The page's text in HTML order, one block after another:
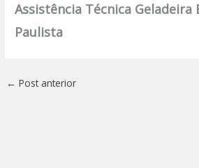
Assistência Técnica Geladeira
Paulista
← Post anterior